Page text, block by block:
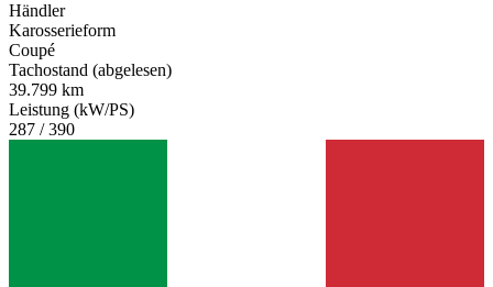
Händler
Karosserieform
Coupé
Tachostand (abgelesen)
39.799 km
Leistung (kW/PS)
287 / 390